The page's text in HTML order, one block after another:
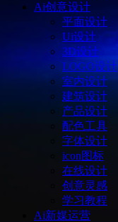
Ai创意设计
平面设计
Ui设计
3D设计
LOGO设计
室内设计
建筑设计
产品设计
配色工具
字体设计
icon图标
在线设计
创意灵感
学习教程
Ai新媒运营